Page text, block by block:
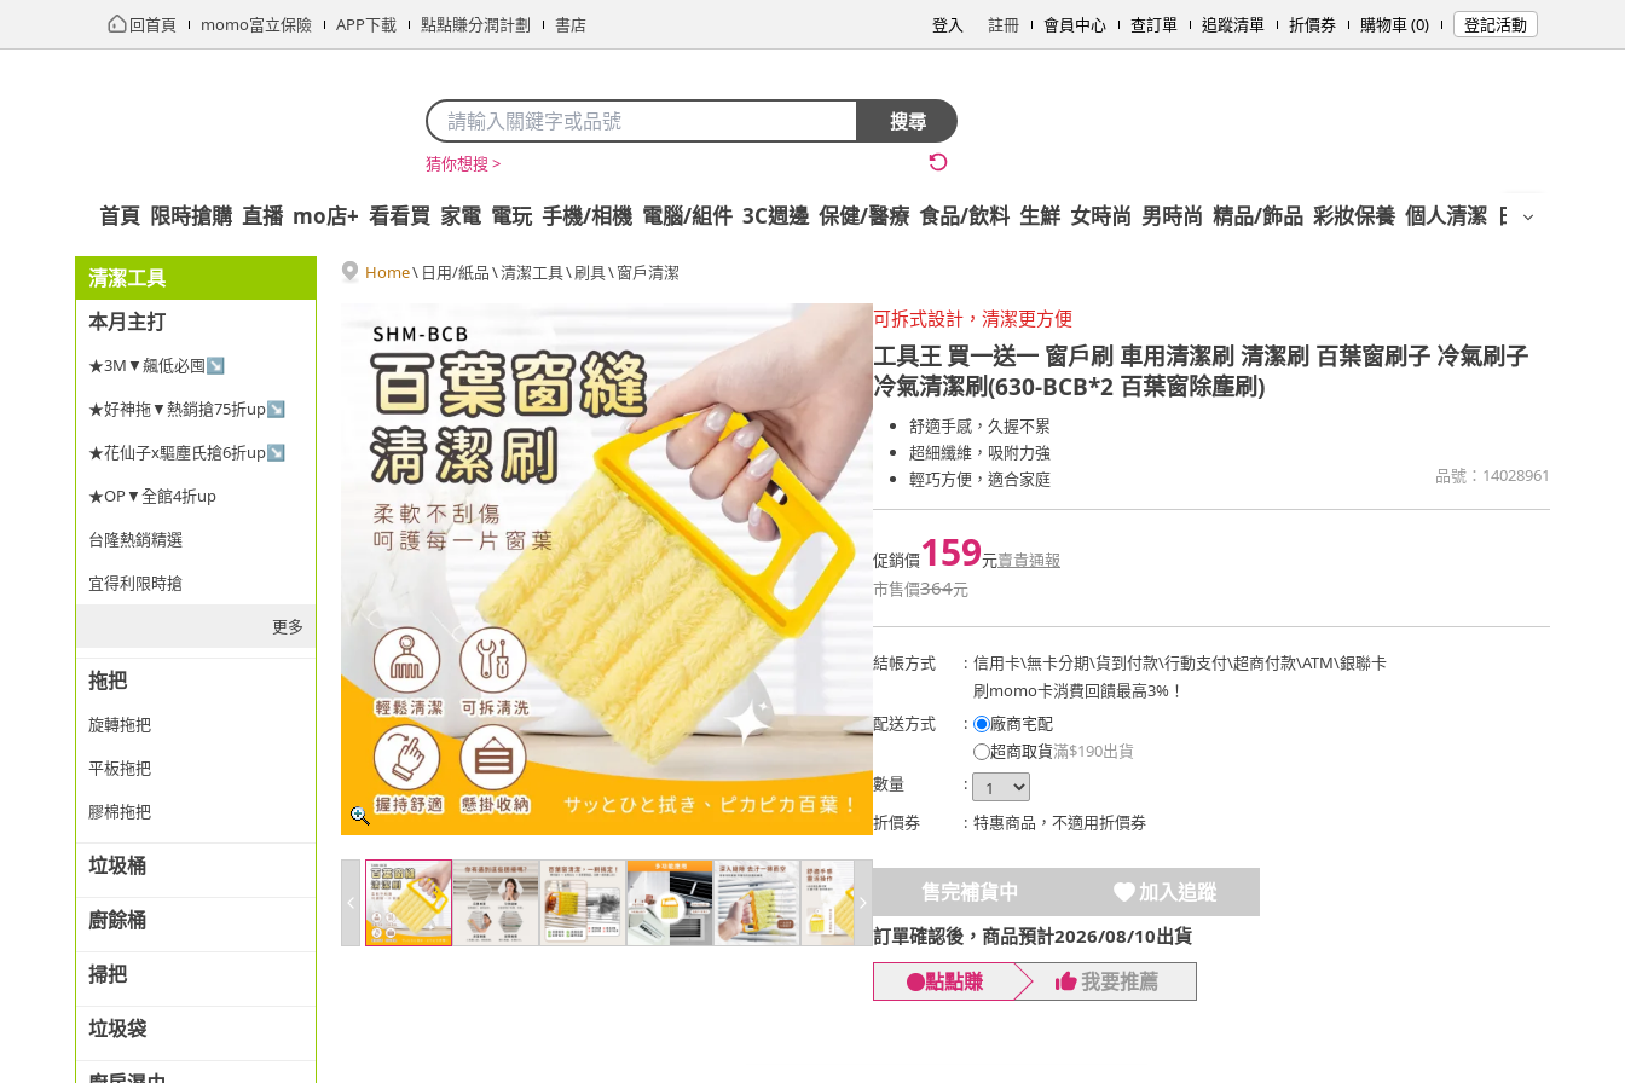
回首頁 momo富立保險 APP下載 點點賺分潤計劃 書店 登入 註冊 會員中心 查訂單 追蹤清單 折價券 購物車 (0) 登記活動
搜尋
猜你想搜 >
首頁 限時搶購 直播 mo店+ 看看買 家電 電玩 手機/相機 電腦/組件 3C週邊 保健/醫療 食品/飲料 生鮮 女時尚 男時尚 精品/飾品 彩妝保養 個人清潔 日用/紙品
清潔工具
本月主打
★3M▼飆低必囤↘
★好神拖▼熱銷搶75折up↘
★花仙子x驅塵氏搶6折up↘
★OP▼全館4折up
台隆熱銷精選
宜得利限時搶
更多
拖把
旋轉拖把
平板拖把
膠棉拖把
垃圾桶
廚餘桶
掃把
垃圾袋
Home\ 日用/紙品\清潔工具\刷具\窗戶清潔
可拆式設計，清潔更方便
工具王買一送一 窗戶刷 車用清潔刷 清潔刷 百葉窗刷子 冷氣刷子
冷氣清潔刷(630-BCB*2 百葉窗除塵刷)
舒適手感，久握不累
超細纖維，吸附力強
輕巧方便，適合家庭
品號： 14028961
促銷價159元賣貴通報
市售價364元
結帳方式 : 信用卡\無卡分期\貨到付款\行動支付\超商付款\ATM\銀聯卡
刷momo卡消費回饋最高3%！
配送方式
:
廠商宅配
超商取貨滿$190出貨
數量
:
折價券
: 特惠商品，不適用折價券
售完補貨中 加入追蹤
訂單確認後，商品預計2026/08/10出貨
點點賺 我要推薦